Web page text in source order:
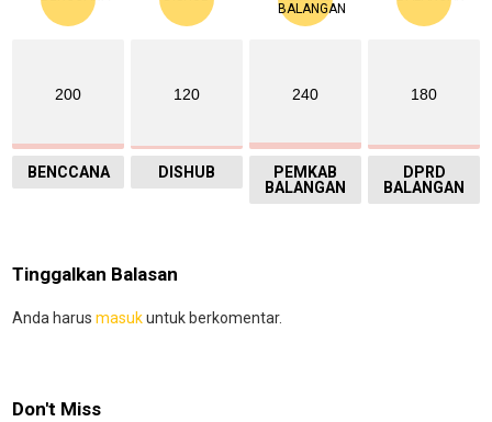
200
BENCCANA
120
DISHUB
240
PEMKAB
BALANGAN
180
DPRD
BALANGAN
Tinggalkan Balasan
Anda harus masukuntuk berkomentar.
Don't Miss